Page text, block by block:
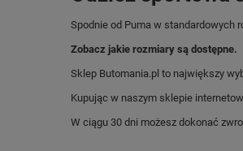
Spodnie od Puma w standardowych
Zobacz jakie rozmiary są dostępne.
Sklep Butomania.pl to największy
Kupując w naszym sklepie
W ciągu 30 dni możesz dokonać